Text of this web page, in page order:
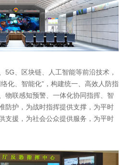
某部军舰演训信息化
就丝路算力底座——富
5G、区块链、人工智能等前沿技术，
化、智能化”，构建统一、高效人防指
物联感知预警、一体化协同指挥、智
防护，为战时指挥提供支撑，为平时
支援，为社会公众提供服务，为平时